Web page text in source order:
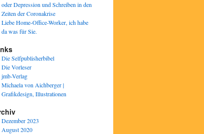
oder Depression und Schreiben in den
Zeiten der Coronakrise
Liebe Home-Office-Worker, ich habe
da was für Sie.
Die Selfpublisherbibel
Die Vorleser
jmb-Verlag
Michaela von Aichberger |
Grafikdesign, Illustrationen
Dezember 2023
August 2020